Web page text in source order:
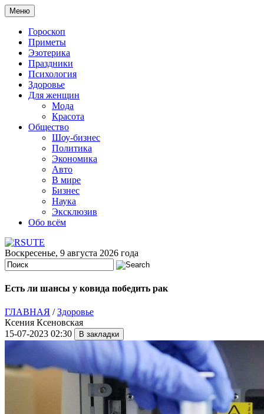
Меню
Гороскоп
Приметы
Эзотерика
Праздники
Психология
Здоровье
Для женщин
Мода
Красота
Общество
Шоу-бизнес
Политика
Экономика
Авто
В мире
Бизнес
Наука
Эксклюзив
Обо всём
Воскресенье, 9 августа 2026 года
Есть ли шансы у ковида победить рак
ГЛАВНАЯ /Здоровье
Ксения Ксеновская
15-07-2023 02:30